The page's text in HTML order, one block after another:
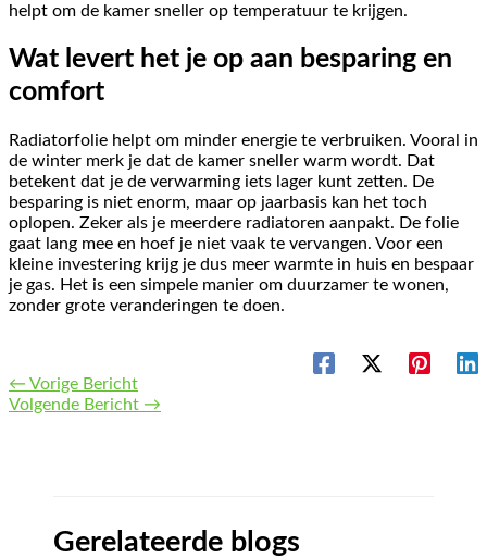
helpt om de kamer sneller op temperatuur te krijgen.
Wat levert het je op aan besparing en
comfort
Radiatorfolie helpt om minder energie te verbruiken. Vooral in
de winter merk je dat de kamer sneller warm wordt. Dat
betekent dat je de verwarming iets lager kunt zetten. De
besparing is niet enorm, maar op jaarbasis kan het toch
oplopen. Zeker als je meerdere radiatoren aanpakt. De folie
gaat lang mee en hoef je niet vaak te vervangen. Voor een
kleine investering krijg je dus meer warmte in huis en bespaar
je gas. Het is een simpele manier om duurzamer te wonen,
zonder grote veranderingen te doen.
← Vorige Bericht
Volgende Bericht →
Gerelateerde blogs